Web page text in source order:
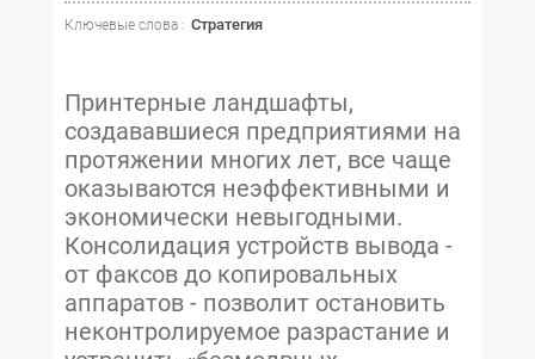
Ключевые слова : Стратегия
Принтерные ландшафты,
создававшиеся предприятиями на
протяжении многих лет, все чаще
оказываются неэффективными и
экономически невыгодными.
Консолидация устройств вывода -
от факсов до копировальных
аппаратов - позволит остановить
неконтролируемое разрастание и